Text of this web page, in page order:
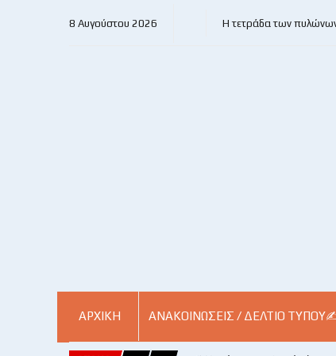
8 Αυγούστου 2026 Η τετράδα των
ΑΡΧΙΚΗ ΑΝΑΚΟΙΝΏΣΕΙΣ / ΔΕΛΤΊΟ